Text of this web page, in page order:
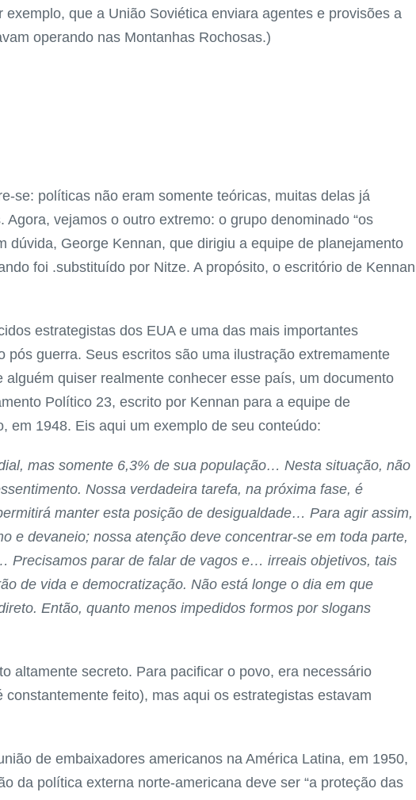
que a União Soviética enviara agentes e provisões a
operando nas Montanhas Rochosas.)
se: políticas não eram somente teóricas, muitas delas já
vejamos o outro extremo: o grupo denominado “os
dúvida, George Kennan, que dirigiu a equipe de planejamento
foi .substituído por Nitze. A propósito, o escritório de Kennan
estrategistas dos EUA e uma das mais importantes
pós guerra. Seus escritos são uma ilustração extremamente
alguém quiser realmente conhecer esse país, um documento
Político 23, escrito por Kennan para a equipe de
em 1948. Eis aqui um exemplo de seu conteúdo:
mas somente 6,3% de sua população… Nesta situação, não
Nossa verdadeira tarefa, na próxima fase, é
manter esta posição de desigualdade… Para agir assim,
e devaneio; nossa atenção deve concentrar-se em toda parte,
Precisamos parar de falar de vagos e… irreais objetivos, tais
de vida e democratização. Não está longe o dia em que
Então, quanto menos impedidos formos por slogans
altamente secreto. Para pacificar o povo, era necessário
constantemente feito), mas aqui os estrategistas estavam
de embaixadores americanos na América Latina, em 1950,
da política externa norte-americana deve ser “a proteção das